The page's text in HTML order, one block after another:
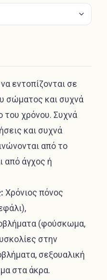
εντοπίζονται σε
σώματος και συχνά
του χρόνου. Συχνά
και συχνά
από το
από άγχος ή
Χρόνιος πόνος
(φούσκωμα,
στην
σεξουαλική
στα άκρα.